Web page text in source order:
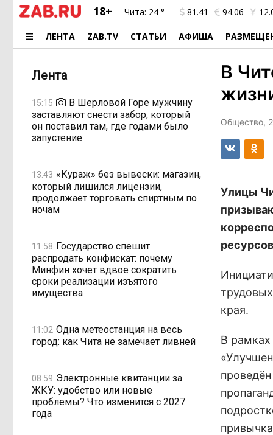
18+ Чита: 24 ° 81.41 94.06
ЛЕНТА ZAB.TV СТАТЬИ АФИША
Лента
15:15
В Шерловой Горе мужчину
заставляют снести забор, который
он поставил там, где годами было
запустение
13:43 «Кураж» без вывески: магазин,
который лишился лицензии,
продолжает торговать спиртным по
ночам
11:58 Государство спешит
распродать конфискат: почему
Минфин хочет вдвое сократить
сроки реализации изъятого
имущества
11:02 Одна метеостанция на весь
город: как Чита не замечает ливней
08:59 Электронные квитанции за
ЖКУ: удобство или новые
проблемы? Что изменится с 2027
года
В
Общество,
Улицы
края.
В рамках